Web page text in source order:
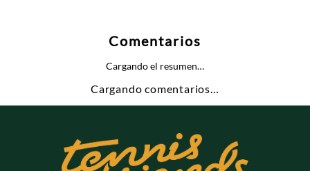
Comentarios
Cargando el resumen…
Cargando comentarios…